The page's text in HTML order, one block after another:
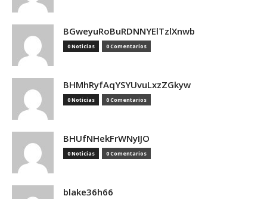
BGweyuRoBuRDNNYElTzlXnwb
0 Noticias 0 Comentarios
BHMhRyfAqYSYUvuLxzZGkyw
0 Noticias 0 Comentarios
BHUfNHekFrWNyIJO
0 Noticias 0 Comentarios
blake36h66